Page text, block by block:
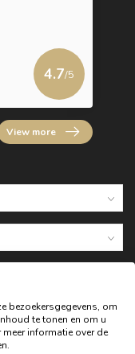
4.7/5
View more
bezoekersgegevens, om
te tonen en om u
informatie over de